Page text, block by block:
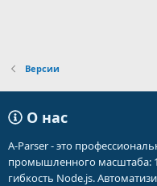
Версии
О нас
A-Parser - это
промышленного масштаба:
гибкость Node.js.